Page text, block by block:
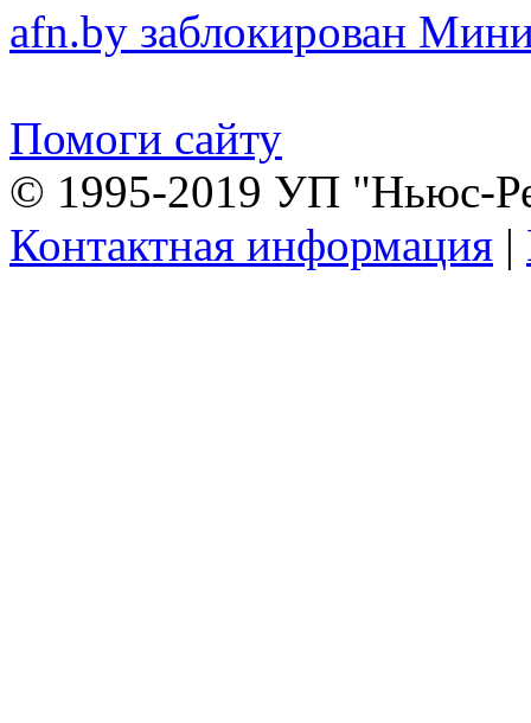
afn.by заблокирован
Помоги сайту
© 1995-2019 УП "Ньюс-
Контактная информация |